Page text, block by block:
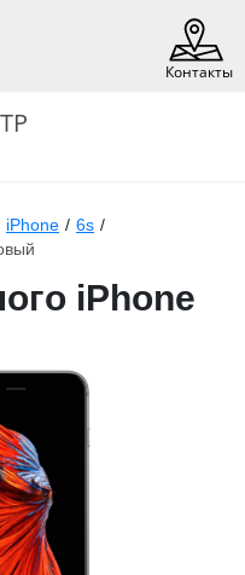
Контакты
iPhone / 6s /
iPhone